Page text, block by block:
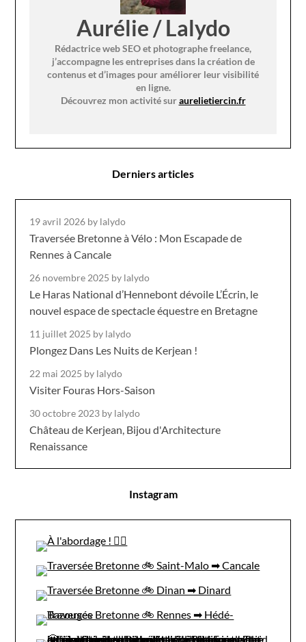
Aurélie / Lalydo
Rédactrice web SEO et photographe freelance,
j’accompagne les entreprises dans la création de
contenus et d’images pour améliorer leur visibilité
en ligne.
Découvrez mon activité suraurelietiercin.fr
Derniers articles
19 avril 2026 by lalydo
Traversée Bretonne à Vélo : Mon Escapade de
Rennes à Cancale
26 novembre 2025 by lalydo
Le Haras National d’Hennebont dévoile L’Écrin, le
nouvel espace de spectacle équestre en Bretagne
11 juillet 2025 by lalydo
Plongez Dans Les Nuits de Kerjean !
22 mai 2025 by lalydo
Visiter Fouras Hors-Saison
30 octobre 2023 by lalydo
Château de Kerjean, Bijou d'Architecture
Renaissance
Instagram